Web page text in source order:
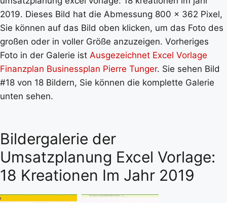
2019. Dieses Bild hat die Abmessung 800 x 362 Pixel,
Sie können auf das Bild oben klicken, um das Foto des
großen oder in voller Größe anzuzeigen. Vorheriges
Foto in der Galerie ist Ausgezeichnet Excel Vorlage
Finanzplan Businessplan Pierre Tunger. Sie sehen Bild
#18 von 18 Bildern, Sie können die komplette Galerie
unten sehen.
Bildergalerie der
Umsatzplanung Excel Vorlage:
18 Kreationen Im Jahr 2019